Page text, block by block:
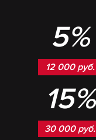
5%
12 000 руб.
15%
30 000 руб.